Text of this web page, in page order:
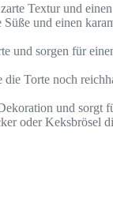
Textur und
und einen
sorgen für
Torte noch
und sorgt
oder Keksbrösel